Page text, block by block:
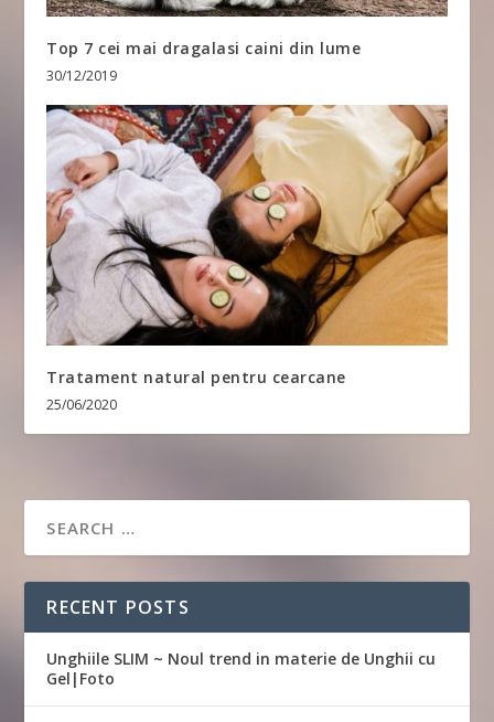
Top 7 cei mai dragalasi caini din lume
30/12/2019
Tratament natural pentru cearcane
25/06/2020
RECENT POSTS
Unghiile SLIM ~ Noul trend in materie de Unghii cu
Gel|Foto